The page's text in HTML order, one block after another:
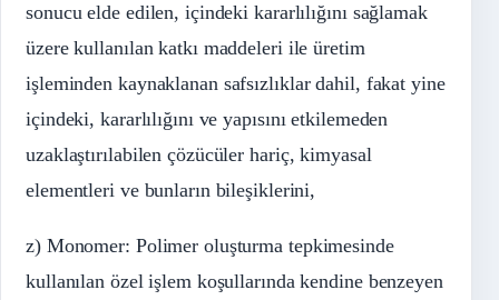
sonucu elde edilen, içindeki kararlılığını sağlamak
üzere kullanılan katkı maddeleri ile üretim
işleminden kaynaklanan safsızlıklar dahil, fakat yine
içindeki, kararlılığını ve yapısını etkilemeden
uzaklaştırılabilen çözücüler hariç, kimyasal
elementleri ve bunların bileşiklerini,
z) Monomer: Polimer oluşturma tepkimesinde
kullanılan özel işlem koşullarında kendine benzeyen